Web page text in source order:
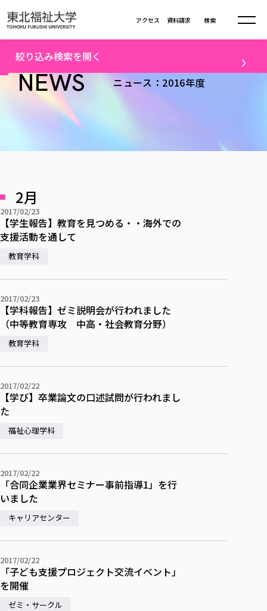
資料請求
アクセス 検索
建学の精神・教育の理念
学長室の窓
教育方針
各種方針
大学の概要
大学の歩み
学生・教職員・卒業生数
学則
寄附の受け入れ
関連法人
教職員募集
キャンパス案内
大学の取り組み
大学の取り組み
社会連携・研究
カリキュラム編成ガイドライン
本学のシラバスについて
一般事業主行動計画
公的資金等の不正使用の防止に関する基本方針
研究活動における不正行為の防止等に関する対応
リエゾンゼミ・ナビ（テキスト等）
放射線モニタリング測定結果（国見キャンパス）
情報公開
情報公開
ガバナンス・コード
中期事業計画
事業計画／財務・事業報告
大学評価
IR情報
学校教育法施行規則第172条の2に基づく情報公開
教職課程における情報の公表
学部・大学院
学部・大学院TOP
総合福祉学部
社会福祉学科
福祉心理学科
福祉行政学科
共生まちづくり学部
共生まちづくり学部
共生まちづくり学科
教育学部
教育学部
教育学科
保健看護学科
リハビリテーション学科
医療経営管理学科
産業福祉マネジメント学科
仏教専修科
大学院
総合福祉学研究科 社会福祉学専攻 修士課程
総合福祉学研究科 社会福祉学専攻 博士課程
総合福祉学研究科 福祉心理学専攻 修士課程
教育学研究科 教育学専攻 修士課程
通信教育部
通信制大学院 総合福祉学研究科 社会福祉学専攻 修士課程
通信制大学院 総合福祉学研究科 福祉心理学専攻 修士課程
カリキュラム（学部・大学院）
その他の就学機会
学びの特徴
学びの特徴
ICT教育
初年次教育（リエゾンゼミⅠ）
実学臨床教育（総合福祉学部のみ履修可能）
学びのサポート
入学試験
進学相談会
オープンキャンパス
進路・就職 TOP
就職状況
東北福祉大学のキャリアサポート
東北福祉大学のキャリアサポート
採用ご担当者様へ
採用ご担当者様へ
センター長の挨拶
単独学内説明会のご案内
在学生の方
東北福祉大学求人・インターンシップ検索サイト（キャリタス
卒業生の方
卒業後のキャリア支援体制
在学生による訪問、情報提供へのご協力のお願い
卒業生アンケート
東北福祉大学のDNA
在学生インタビュー
課外活動
文化会・文化系サークル紹介
国際交流
交換留学生 Exchange students
外国人在学生
学生支援センター国際交流の活動
スタッフ紹介
ニュース一覧
社会連携・研究
社会連携・研究 TOP
東北福祉大学の研究活動
東北福祉大学の研究活動
共同研究等をご検討の皆様へ
東北福祉大学の紀要・リポジトリ
教職研究
東北福祉大学教育・教職センター特別支援教育研究年報一覧
芹沢銈介美術工芸館年報
東北福祉大学機関リポジトリ
産学・産学官連携
「高齢者のフレイル予防及びデジタルデバイド解消に向けた産
高齢者施設特化型モジュラー車いす開発
社会貢献・地域連携活動
社会貢献への取り組み
社会貢献・地域連携活動報告書
各種社会貢献活動の窓口
伝承講座「311『伝える／備える』次世代塾」
JICA草の根技術協力事業
被災地の子ども支援活動
生涯学習・社会人講座
自治体・団体等との主な協定
自治体・団体等との主な協定
研究所について
研究者のご紹介
生涯教育・キャリア教育
生涯教育・キャリア教育TOP
生涯学習・社会人講座
月例TFU実学臨床研究セミナー
特別支援教育研究室
TFU教育フォーラム
施設利用
同窓会
学内ポータルシステム
NEWS ニュース：2016年度
絞り込み検索を開く
テーマ
すべて
配信対象
すべて
保護者向け
2月
2017/02/23
【学生報告】教育を見つめる・・海外での
支援活動を通して
教育学科
2017/02/23
【学科報告】ゼミ説明会が行われました
（中等教育専攻 中高・社会教育分野）
教育学科
2017/02/22
【学び】卒業論文の口述試問が行われまし
た
福祉心理学科
2017/02/22
「合同企業業界セミナー事前指導1」を行
いました
キャリアセンター
2017/02/22
「子ども支援プロジェクト交流イベント」
を開催
ゼミ・サークル